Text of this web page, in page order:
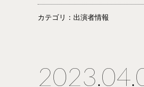
カテゴリ：出演者情報